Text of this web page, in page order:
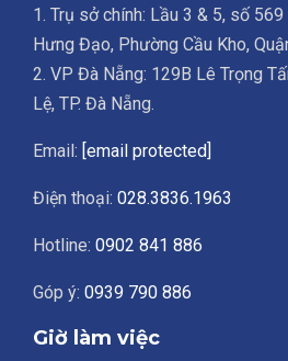
1. Trụ sở chính: Lầu 3 & 5, số
Hưng Đạo, Phường Cầu Kho,
2. VP Đà Nẵng: 129B Lê Trọng
Lệ, TP. Đà Nẵng.
Email: [email protected]
Điện thoại: 028.3836.1963
Hotline: 0902 841 886
Góp ý: 0939 790 886
Giờ làm việc